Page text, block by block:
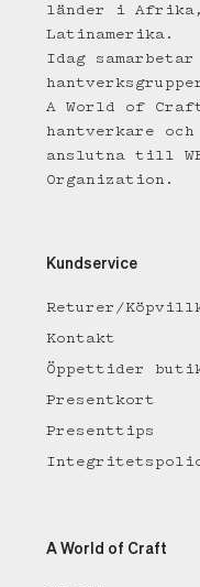
länder i Afrika,
Latinamerika.
Idag
A World of
hantverkare
anslutna till
Organization.
Kundservice
Returer/
Kontakt
Öppettider
Presentkort
Presenttips
A World of Craft